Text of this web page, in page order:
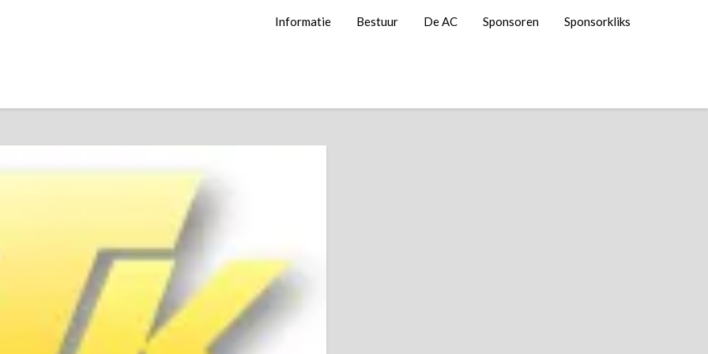
Informatie Bestuur De AC Sponsoren Sponsorkliks